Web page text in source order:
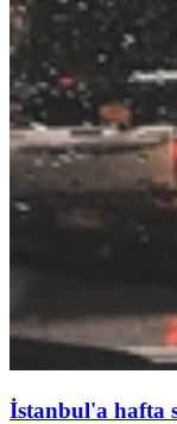
İstanbul'a hafta